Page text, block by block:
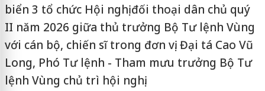
biển 3 tổ chức Hội nghị đối thoại dân chủ quý
II năm 2026 giữa thủ trưởng Bộ Tư lệnh Vùng
với cán bộ, chiến sĩ trong đơn vị. Đại tá Cao Vũ
Long, Phó Tư lệnh - Tham mưu trưởng Bộ Tư
lệnh Vùng chủ trì hội nghị.